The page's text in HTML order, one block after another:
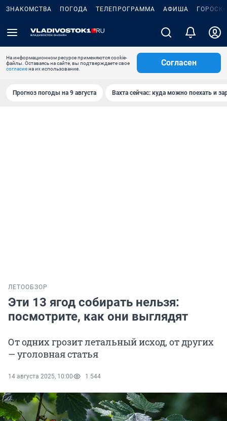
ЗНАКОМСТВА ПОГОДА ТЕЛЕПРОГРАММА АФИША
На информационном ресурсе применяются cookie-
файлы. Оставаясь на сайте, вы подтверждаете свое
согласиена их использование.
Согласен
Прогноз погоды на 9 августа Вахта сейчас: куда можно поехать и
ЛЕТООБЗОР
Эти 13 ягод собирать нельзя:
посмотрите, как они выглядят
От одних грозит летальный исход, от других
— уголовная статья
14 августа 2025, 10:00 1 544